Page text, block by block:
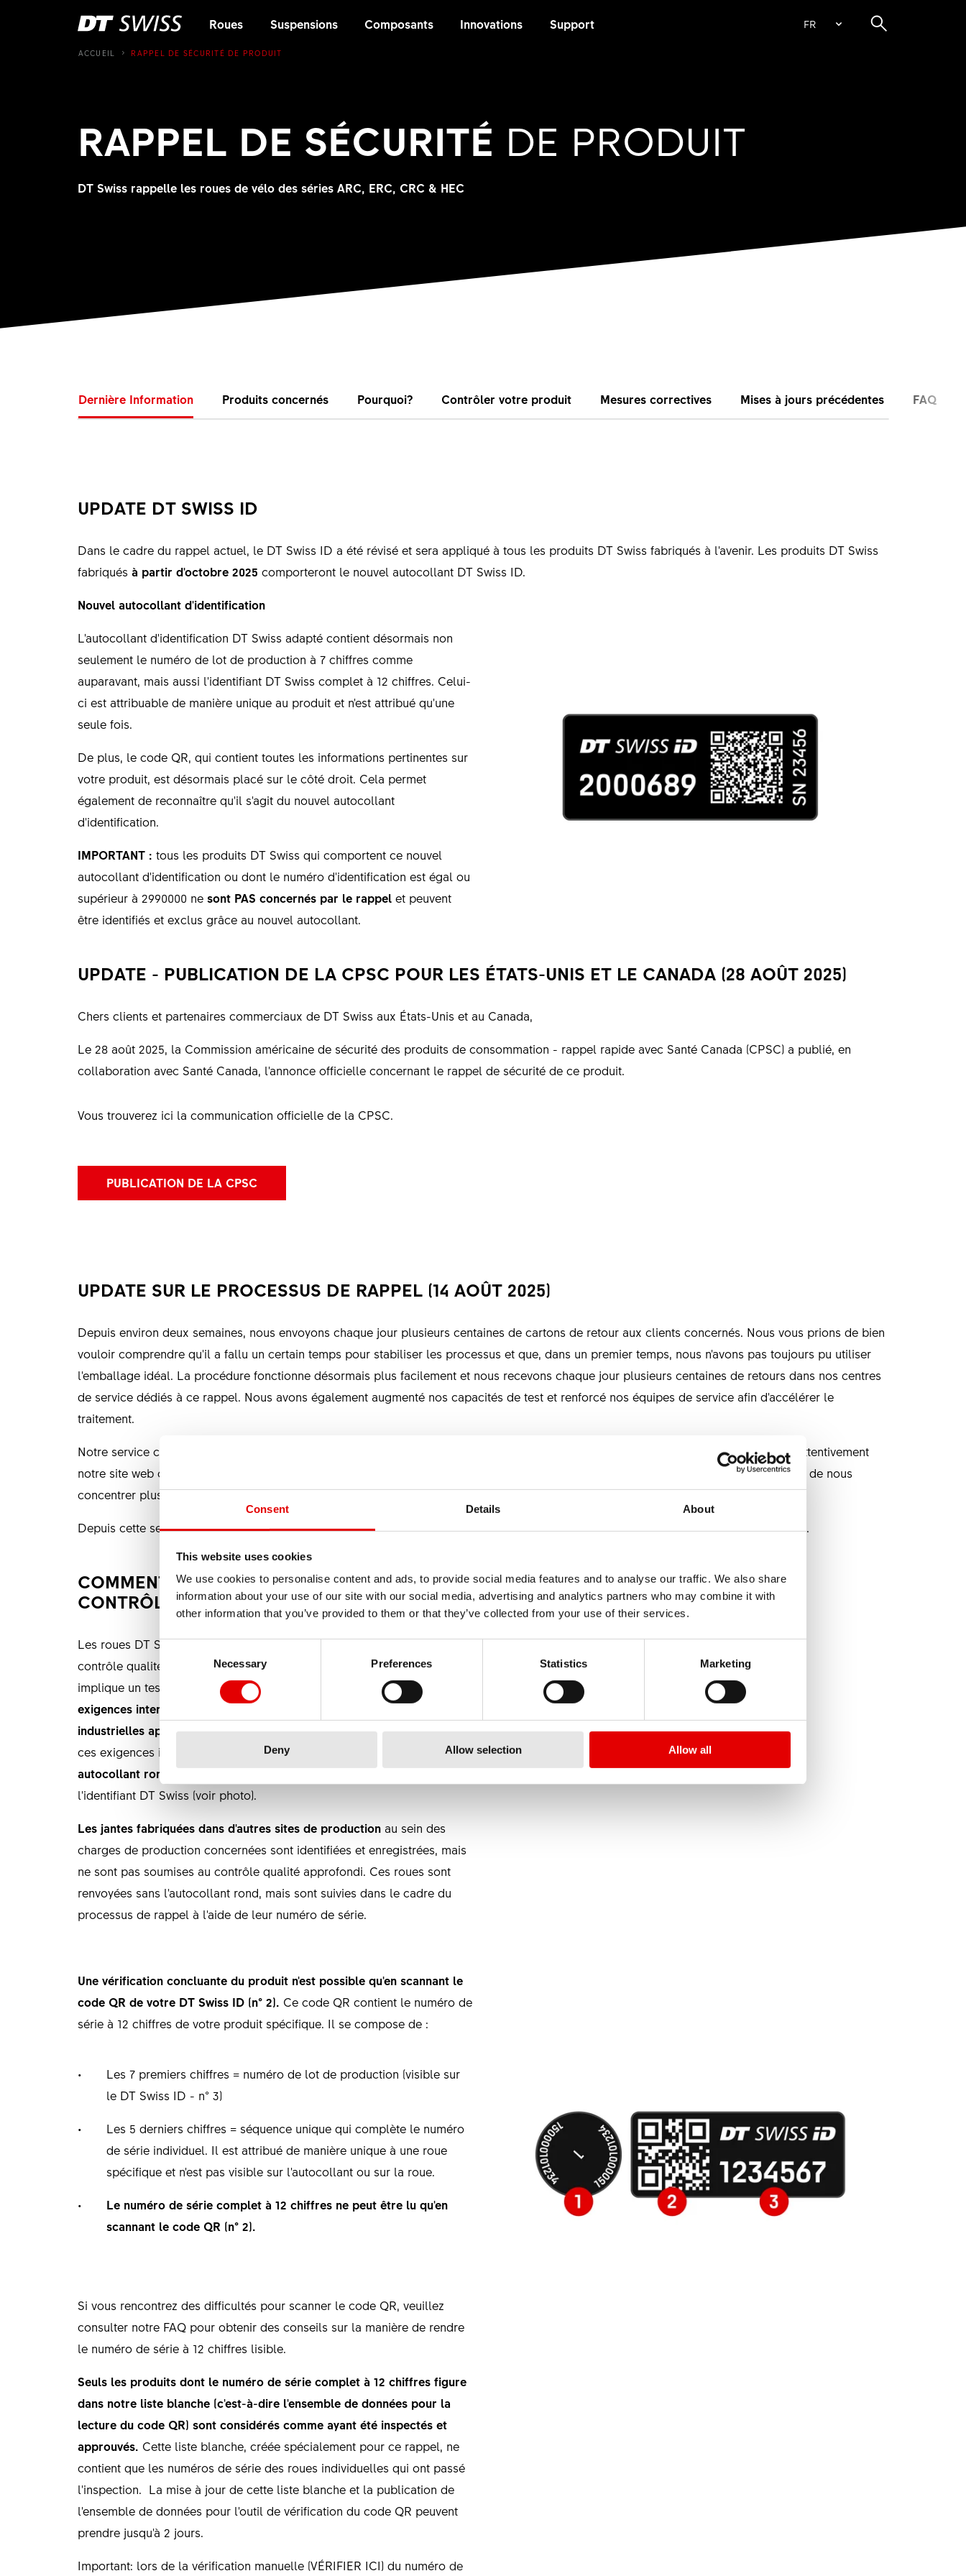
Consent Details About
This website uses cookies
We use cookies to personalise content and ads, to provide social media features and to analyse our traffic. We also share
information about your use of our site with our social media, advertising and analytics partners who may combine it with
other information that you’ve provided to them or that they’ve collected from your use of their services.
Consent Selection
Necessary
Preferences Statistics Marketing
Deny Allow selection Allow all
Roues Suspensions Composants Innovations Support FR
ACCUEIL RAPPEL DE SÉCURITÉ DE PRODUIT
RAPPEL DE SÉCURITÉ DE PRODUIT
DT Swiss rappelle les roues de vélo des séries ARC, ERC, CRC & HEC
Dernière Information Produits concernés Pourquoi? Contrôler votre produit Mesures correctives Mises à jours précédentes FAQ
UPDATE DT SWISS ID
Dans le cadre du rappel actuel, le DT Swiss ID a été révisé et sera appliqué à tous les produits DT Swiss fabriqués à l'avenir. Les produits DT Swiss
fabriqués à partir d'octobre 2025 comporteront le nouvel autocollant DT Swiss ID.
Nouvel autocollant d'identification
L'autocollant d'identification DT Swiss adapté contient désormais non
seulement le numéro de lot de production à 7 chiffres comme
auparavant, mais aussi l'identifiant DT Swiss complet à 12 chiffres. Celui-
ci est attribuable de manière unique au produit et n'est attribué qu'une
seule fois.
De plus, le code QR, qui contient toutes les informations pertinentes sur
votre produit, est désormais placé sur le côté droit. Cela permet
également de reconnaître qu'il s'agit du nouvel autocollant
d'identification.
IMPORTANT : tous les produits DT Swiss qui comportent ce nouvel
autocollant d'identification ou dont le numéro d'identification est égal ou
supérieur à 2990000 ne sont PAS concernés par le rappelet peuvent
être identifiés et exclus grâce au nouvel autocollant.
UPDATE - PUBLICATION DE LA CPSC POUR LES ÉTATS-UNIS ET LE CANADA (28 AOÛT 2025)
Chers clients et partenaires commerciaux de DT Swiss aux États-Unis et au Canada,
Le 28 août 2025, la Commission américaine de sécurité des produits de consommation - rappel rapide avec Santé Canada (CPSC) a publié, en
collaboration avec Santé Canada, l'annonce officielle concernant le rappel de sécurité de ce produit.
Vous trouverez ici la communication officielle de la CPSC.
PUBLICATION DE LA CPSC
UPDATE SUR LE PROCESSUS DE RAPPEL (14 AOÛT 2025)
Depuis environ deux semaines, nous envoyons chaque jour plusieurs centaines de cartons de retour aux clients concernés. Nous vous prions de bien
vouloir comprendre qu'il a fallu un certain temps pour stabiliser les processus et que, dans un premier temps, nous n'avons pas toujours pu utiliser
l'emballage idéal. La procédure fonctionne désormais plus facilement et nous recevons chaque jour plusieurs centaines de retours dans nos centres
de service dédiés à ce rappel. Nous avons également augmenté nos capacités de test et renforcé nos équipes de service afin d'accélérer le
traitement.
Notre service clientèle traite également un très grand nombre de demandes chaque jour. Avant de nous contacter, veuillez consulter attentivement
notre site web consacré au rappel et notre FAQ. Vous y trouverez déjà les réponses à de nombreuses questions, ce qui nous permettra de nous
concentrer plus efficacement sur les cas individuels.
Depuis cette semaine, nous avons commencé à renvoyer plusieurs centaines de roues contrôlées et approuvées aux clients concernés.
COMMENT IDENTIFIER LES PRODUITS
CONTRÔLÉS ET APPROUVÉS
Les roues DT Swiss concernées par le rappel sont soumises à un
contrôle qualité interne.
Pour les jantes fabriquées au Vietnam, cela
implique un test qualité complet. Ce test qualité repose surdes
exigences internes à l’entreprise, plus strictes que les normes
industrielles applicables(série ISO 4210). Seuls les produits répondant à
ces exigences internes strictes sont déclarés sûrs et
autocollant rond « Quality Check » (n° 1)
l'identifiant DT Swiss (voir photo).
Les jantes fabriquées dans d'autres sites de productionau sein des
charges de production concernées sont identifiées et enregistrées, mais
ne sont pas soumises au contrôle qualité approfondi. Ces roues sont
renvoyées sans l'autocollant rond, mais sont suivies dans le cadre du
processus de rappel à l'aide de leur numéro de série.
Une vérification concluante du produit n'est possible qu'en scannant le
code QR de votre DT Swiss ID (n° 2). Ce code QR contient le numéro de
série à 12 chiffres de votre produit spécifique. Il se compose de :
Les 7 premiers chiffres = numéro de lot de production (visible sur
le DT Swiss ID - n° 3)
Les 5 derniers chiffres = séquence unique qui complète le numéro
de série individuel. Il est attribué de manière unique à une roue
spécifique et n'est pas visible sur l'autocollant ou sur la roue.
Le numéro de série complet à 12 chiffres ne peut être lu qu'en
scannant le code QR (n° 2).
Si vous rencontrez des difficultés pour scanner le code QR, veuillez
consulter notre FAQ pour obtenir des conseils sur la manière de rendre
le numéro de série à 12 chiffres lisible.
Seuls les produits dont le numéro de série complet à 12 chiffres figure
dans notre liste blanche (c'est-à-dire l'ensemble de données pour la
lecture du code QR) sont considérés comme ayant été inspectés et
approuvés. Cette liste blanche, créée spécialement pour ce rappel, ne
contient que les numéros de série des roues individuelles qui ont passé
l'inspection. La mise à jour de cette liste blanche et la publication de
l'ensemble de données pour l'outil de vérification du code QR peuvent
prendre jusqu'à 2 jours.
Important: lors de la vérification manuelle (VÉRIFIER ICI) du numéro de